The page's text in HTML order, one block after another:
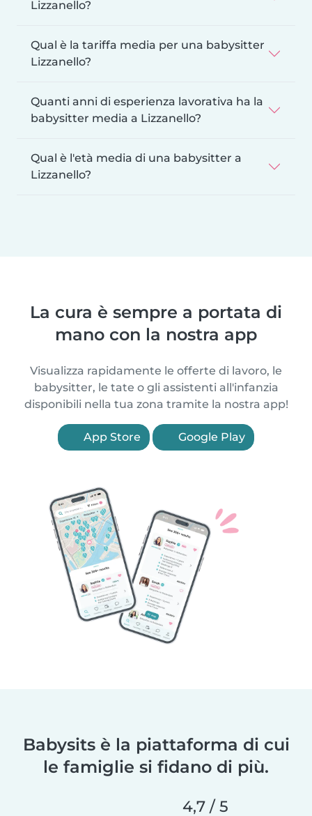
Lizzanello?
Qual è la tariffa media per una babysitter
Lizzanello?
Quanti anni di esperienza lavorativa ha la
babysitter media a Lizzanello?
Qual è l'età media di una babysitter a
Lizzanello?
La cura è sempre a portata di
mano con la nostra app
Visualizza rapidamente le offerte di lavoro, le
babysitter, le tate o gli assistenti all'infanzia
disponibili nella tua zona tramite la nostra app!
App Store Google Play
Babysits è la piattaforma di cui
le famiglie si fidano di più.
4,7 / 5